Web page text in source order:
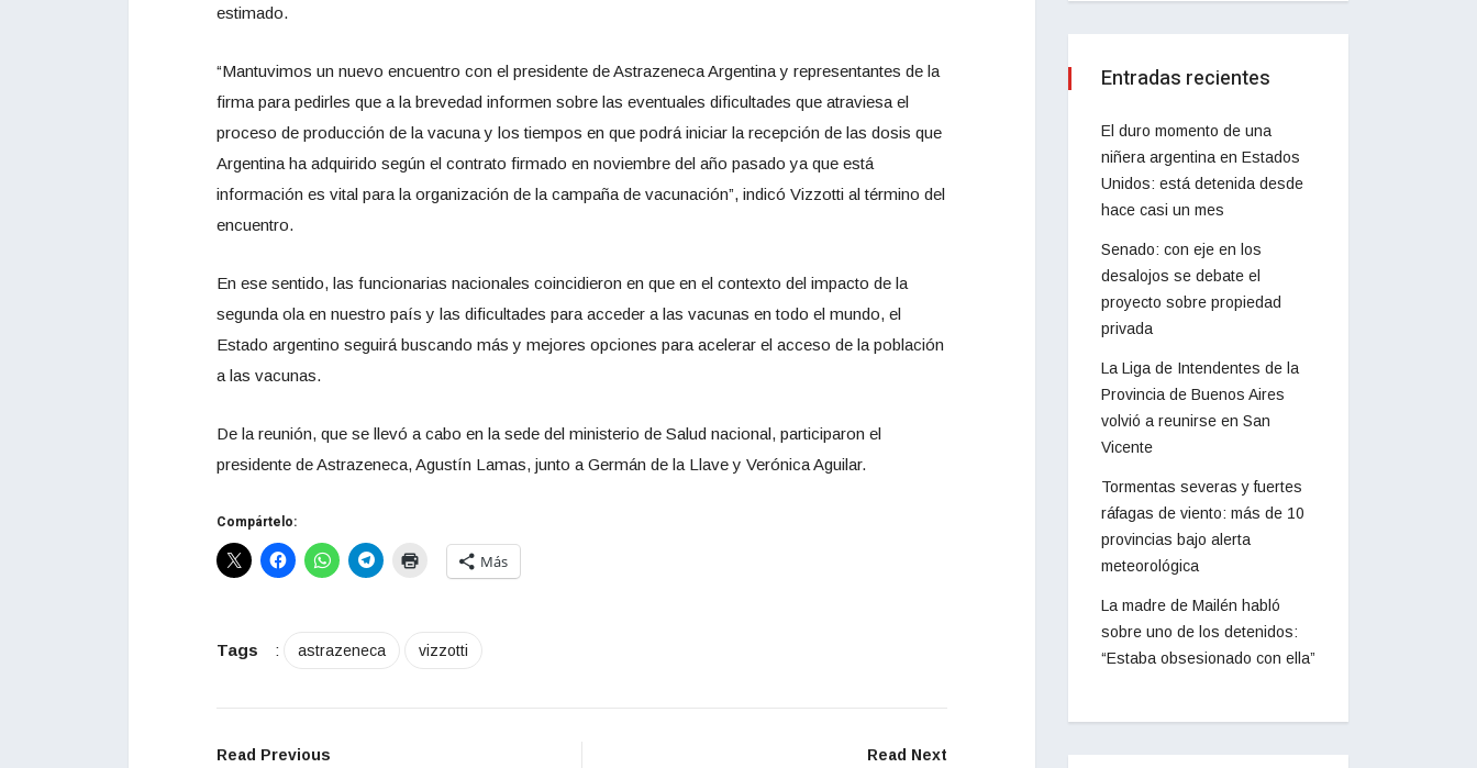
estimado.
“Mantuvimos un nuevo encuentro con el presidente de Astrazeneca Argentina y representantes de la
firma para pedirles que a la brevedad informen sobre las eventuales dificultades que atraviesa el
proceso de producción de la vacuna y los tiempos en que podrá iniciar la recepción de las dosis que
Argentina ha adquirido según el contrato firmado en noviembre del año pasado ya que está
información es vital para la organización de la campaña de vacunación”, indicó Vizzotti al término del
encuentro.
En ese sentido, las funcionarias nacionales coincidieron en que en el contexto del impacto de la
segunda ola en nuestro país y las dificultades para acceder a las vacunas en todo el mundo, el
Estado argentino seguirá buscando más y mejores opciones para acelerar el acceso de la población
a las vacunas.
De la reunión, que se llevó a cabo en la sede del ministerio de Salud nacional, participaron el
presidente de Astrazeneca, Agustín Lamas, junto a Germán de la Llave y Verónica Aguilar.
Compártelo:
Más
Tags : astrazeneca vizzotti
Read Previous
Read Next
Entradas recientes
El duro momento de una
niñera argentina en Estados
Unidos: está detenida desde
hace casi un mes
Senado: con eje en los
desalojos se debate el
proyecto sobre propiedad
privada
La Liga de Intendentes de la
Provincia de Buenos Aires
volvió a reunirse en San
Vicente
Tormentas severas y fuertes
ráfagas de viento: más de 10
provincias bajo alerta
meteorológica
La madre de Mailén habló
sobre uno de los detenidos:
“Estaba obsesionado con ella”